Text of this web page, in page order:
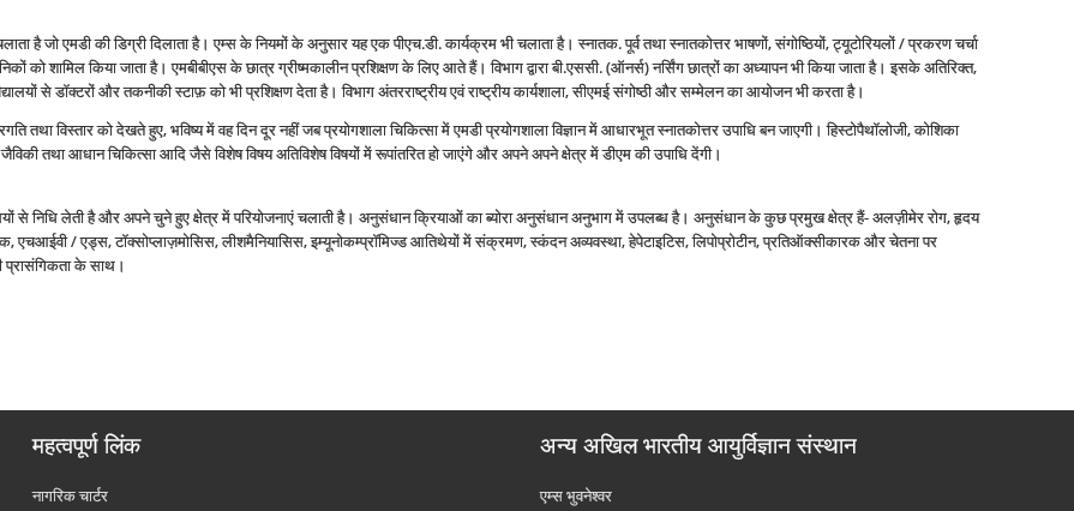
है जो एमडी की डिग्री दिलाता है। एम्‍स के नियमों के अनुसार यह एक पीएच.डी. कार्यक्रम भी चलाता है। स्‍नातक. पूर्व तथा स्‍नातकोत्तर भाषणों, संगोष्ठियों, ट्यूटोरियलों / प्रकरण चर्चा
को शामिल किया जाता है। एमबीबीएस के छात्र ग्रीष्‍मकालीन प्रशिक्षण के लिए आते हैं। विभाग द्वारा बी.एससी. (ऑनर्स) नर्सिंग छात्रों का अध्‍यापन भी किया जाता है। इसके अतिरिक्‍त,
से डॉक्‍टरों और तकनीकी स्‍टाफ़ को भी प्रशिक्षण देता है। विभाग अंतरराष्‍ट्रीय एवं राष्‍ट्रीय कार्यशाला, सीएमई संगोष्‍ठी और सम्‍मेलन का आयोजन भी करता है।
तथा विस्‍तार को देखते हुए, भविष्‍य में वह दिन दूर नहीं जब प्रयोगशाला चिकित्‍सा में एमडी प्रयोगशाला विज्ञान में आधारभूत स्‍नातकोत्तर उपाधि बन जाएगी। हिस्‍टोपैथॉलोजी, कोशिका
जैविकी तथा आधान चिकित्‍सा आदि जैसे विशेष विषय अतिविशेष विषयों में रूपांतरित हो जाएंगे और अपने अपने क्षेत्र में डीएम की उपाधि देंगी।
से निधि लेती है और अपने चुने हुए क्षेत्र में परियोजनाएं चलाती है। अनुसंधान क्रियाओं का ब्‍योरा अनुसंधान अनुभाग में उपलब्‍ध है। अनुसंधान के कुछ प्रमुख क्षेत्र हैं- अलज़ीमेर रोग, हृदय
एचआईवी / एड्स, टॉक्‍सोप्‍लाज़मोसिस, लीशमैनियासिस, इम्‍यूनोकम्‍प्रॉमिज्‍ड आतिथेयों में संक्रमण, स्‍कंदन अव्‍यवस्‍था, हेपेटाइटिस, लिपोप्रोटीन, प्रतिऑक्‍सीकारक और चेतना पर
प्रासंगिकता के साथ।
महत्वपूर्ण लिंक
नागरिक चार्टर
अन्य अखिल भारतीय आयुर्विज्ञान संस्थान
एम्‍स भुवनेश्वर